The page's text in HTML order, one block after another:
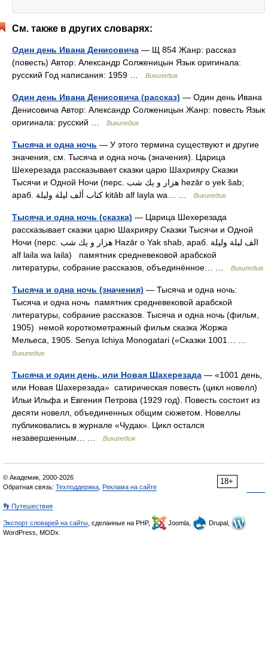
См. также в других словарях:
Один день Ивана Денисовича — Щ 854 Жанр: рассказ
(повесть) Автор: Александр Солженицын Язык оригинала:
русский Год написания: 1959 …
Википедия
Один день Ивана Денисовича (рассказ) — Один день Ивана
Денисовича Автор: Александр Солженицын Жанр: повесть Язык
оригинала: русский …
Википедия
Тысяча и одна ночь — У этого термина существуют и другие
значения, см. Тысяча и одна ночь (значения). Царица
Шехерезада рассказывает сказки царю Шахрияру Сказки
Тысячи и Одной Ночи (перс. هزار و يك شب‎ hezār o yek šab;
араб. كتاب ألف ليلة وليلة‎‎ kitāb alf layla wa… …
Википедия
Тысяча и одна ночь (сказка) — Царица Шехерезада
рассказывает сказки царю Шахрияру Сказки Тысячи и Одной
Ночи (перс. هزار و يك شب Hazār o Yak shab, араб. الف ليلة وليلة‎‎
alf laila wa laila) памятник средневековой арабской
литературы, собрание рассказов, объединённое… …
Википедия
Тысяча и одна ночь (значения) — Тысяча и одна ночь:
Тысяча и одна ночь памятник средневековой арабской
литературы, собрание рассказов. Тысяча и одна ночь (фильм,
1905) немой короткометражный фильм сказка Жоржа
Мельеса, 1905. Senya Ichiya Monogatari («Сказки 1001… …
Википедия
Тысяча и один день, или Новая Шахерезада — «1001 день,
или Новая Шахерезада» сатирическая повесть (цикл новелл)
Ильи Ильфа и Евгения Петрова (1929 год). Повесть состоит из
десяти новелл, объединенных общим сюжетом. Новеллы
публиковались в журнале «Чудак». Цикл остался
незавершенным… …
Википедия
18+
© Академик, 2000-2026
Обратная связь: Техподдержка Реклама на сайте
👣 Путешествия
Экспорт словарей на сайты , сделанные на PHP, Joomla,
Drupal,
WordPress, MODx.